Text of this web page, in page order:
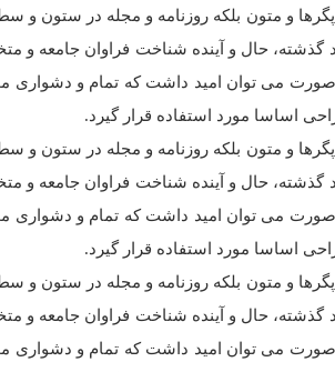
و متون بلکه روزنامه و مجله در ستون و
حال و آینده شناخت فراوان جامعه و
می توان امید داشت که تمام و دشواری
اساسا مورد استفاده قرار گیرد.
و متون بلکه روزنامه و مجله در ستون و
حال و آینده شناخت فراوان جامعه و
می توان امید داشت که تمام و دشواری
اساسا مورد استفاده قرار گیرد.
و متون بلکه روزنامه و مجله در ستون و
حال و آینده شناخت فراوان جامعه و
می توان امید داشت که تمام و دشواری